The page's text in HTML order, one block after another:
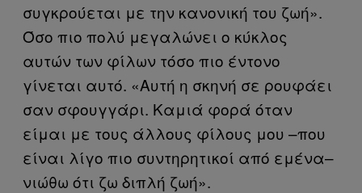
συγκρούεται με την κανονική του ζωή».
Όσο πιο πολύ μεγαλώνει ο κύκλος
αυτών των φίλων τόσο πιο έντονο
γίνεται αυτό. «Αυτή η σκηνή σε ρουφάει
σαν σφουγγάρι. Καμιά φορά όταν
είμαι με τους άλλους φίλους μου –που
είναι λίγο πιο συντηρητικοί από εμένα–
νιώθω ότι ζω διπλή ζωή».